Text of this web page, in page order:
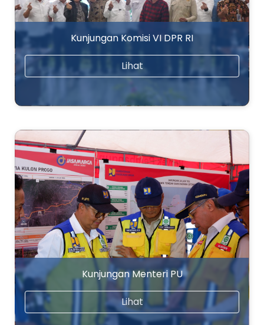
Kunjungan Komisi VI DPR RI
Lihat
Kunjungan Menteri PU
Lihat